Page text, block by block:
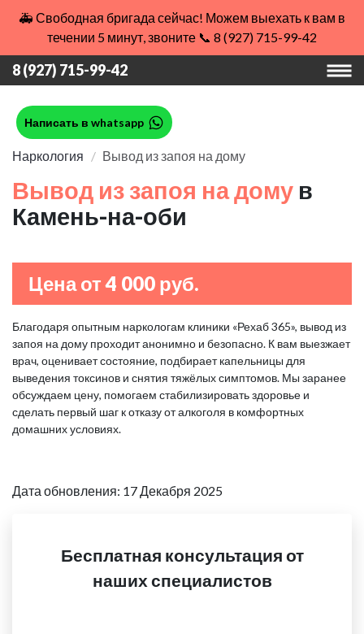
🚑 Свободная бригада сейчас! Можем выехать к вам в
течении 5 минут, звоните 📞 8 (927) 715-99-42
8 (927) 715-99-42
Написать в whatsapp
Наркология Вывод из запоя на дому
Вывод из запоя на дому в
Камень-на-оби
Цена от 4 000 руб.
Благодаря опытным наркологам клиники «Рехаб 365», вывод из
запоя на дому проходит анонимно и безопасно. К вам выезжает
врач, оценивает состояние, подбирает капельницы для
выведения токсинов и снятия тяжёлых симптомов. Мы заранее
обсуждаем цену, помогаем стабилизировать здоровье и
сделать первый шаг к отказу от алкоголя в комфортных
домашних условиях.
Дата обновления: 17 Декабря 2025
Бесплатная консультация от
наших специалистов